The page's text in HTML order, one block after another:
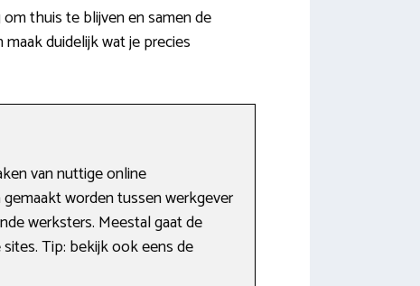
thuis te blijven en samen de
duidelijk wat je precies
van nuttige online
worden tussen werkgever
werksters. Meestal gaat de
Tip: bekijk ook eens de